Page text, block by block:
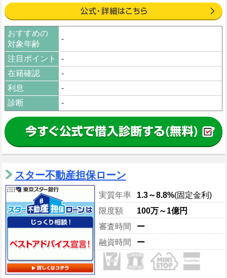
おすすめの
対象年齢
-
注目ポイント
-
在籍確認
-
利息
-
診断
-
スター不動産担保ローン
実質年率 1.3～8.8%(固定金利)
限度額
100万～1億円
審査時間
ー
融資時間
ー